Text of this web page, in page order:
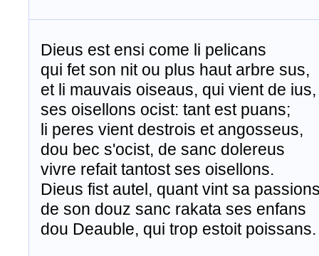
Dieus est ensi come li pelicans
qui fet son nit ou plus haut arbre sus,
et li mauvais oiseaus, qui vient de ius,
ses oisellons ocist: tant est puans;
​ li peres vient destrois et angosseus,
dou bec s'ocist, de sanc dolereus
​ vivre refait tantost ses oisellons.
Dieus fist autel, quant vint sa
de son douz sanc rakata ses enfans
​ dou Deauble, qui trop estoit poissans.